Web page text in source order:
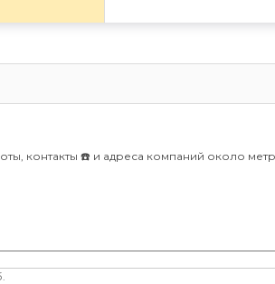
контакты ☎️ и адреса компаний около